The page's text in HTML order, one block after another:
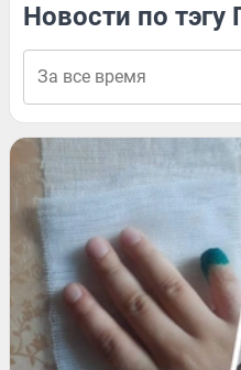
Новости по тэгу